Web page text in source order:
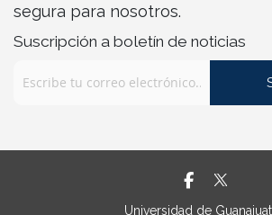
segura para nosotros.
Suscripción a boletín de noticias
Universidad de